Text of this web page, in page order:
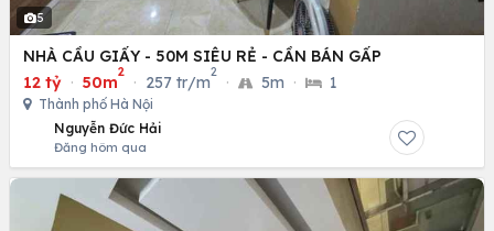
5
NHÀ CẦU GIẤY - 50M SIÊU RẺ - CẦN BÁN GẤP
12 tỷ · 50m
2
· 257 tr/m
2
· 5m · 1
Thành phố Hà Nội
Nguyễn Đức Hải
Đăng hôm qua